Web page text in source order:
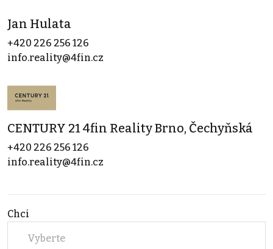
Jan Hulata
+420 226 256 126
info.reality@4fin.cz
CENTURY 21 4fin Reality Brno, Čechyňská
+420 226 256 126
info.reality@4fin.cz
Chci
Vyberte